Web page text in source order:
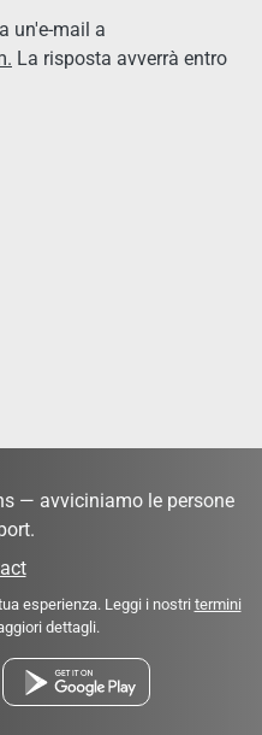
un'e-mail a
La risposta avverrà entro
— avviciniamo le persone
esperienza. Leggi i nostri termini
dettagli.